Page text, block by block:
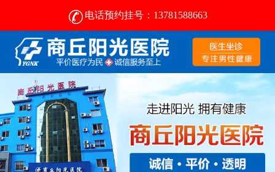
电话预约挂号：13781588663
商丘男科-商丘阳光-靠谱的男科医院-服务周到-费用平价